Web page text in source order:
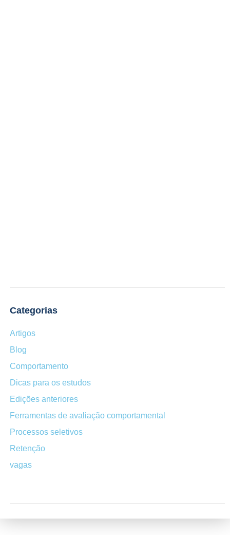
Categorias
Artigos
Blog
Comportamento
Dicas para os estudos
Edições anteriores
Ferramentas de avaliação comportamental
Processos seletivos
Retenção
vagas